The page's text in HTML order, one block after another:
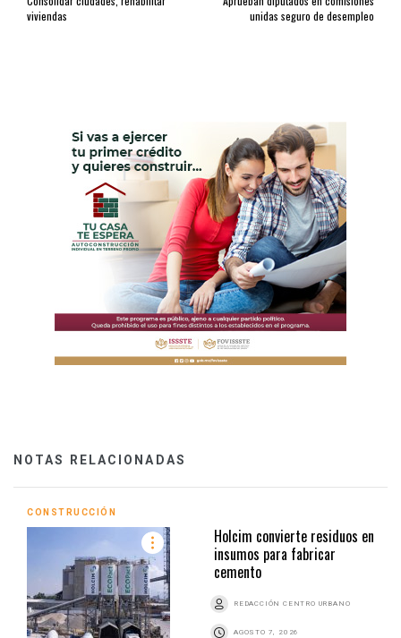
viviendas
unidas seguro de desempleo
NOTAS RELACIONADAS
CONSTRUCCIÓN
Holcim convierte residuos en
insumos para fabricar
cemento
REDACCIÓN CENTRO URBANO
AGOSTO 7, 2026